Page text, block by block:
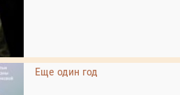
Еще один год